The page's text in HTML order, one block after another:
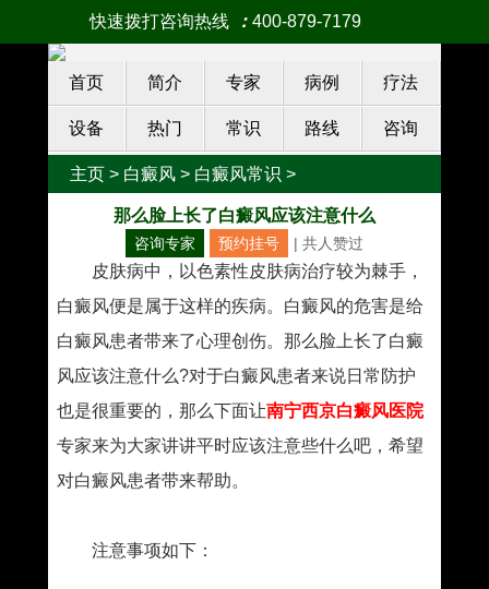
快速拨打咨询热线 ： 400-879-7179
首页 简介 专家 病例 疗法
设备 热门 常识 路线 咨询
主页 > 白癜风 > 白癜风常识 >
那么脸上长了白癜风应该注意什么
咨询专家 预约挂号 | 共人赞过
皮肤病中，以色素性皮肤病治疗较为棘手，
白癜风便是属于这样的疾病。白癜风的危害是给
白癜风患者带来了心理创伤。那么脸上长了白癜
风应该注意什么?对于白癜风患者来说日常防护
也是很重要的，那么下面让南宁西京白癜风医院
专家来为大家讲讲平时应该注意些什么吧，希望
对白癜风患者带来帮助。
注意事项如下：